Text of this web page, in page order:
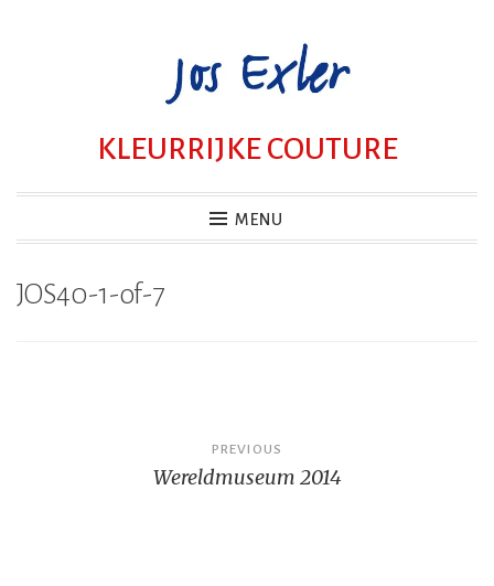
KLEURRIJKE COUTURE
MENU
JOS40-1-of-7
PREVIOUS
Wereldmuseum 2014